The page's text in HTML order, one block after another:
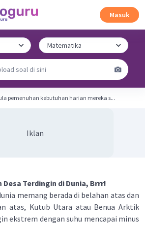
Masuk
pemenuhan kebutuhan harian mereka s...
Iklan
Desa Terdingin di Dunia, Brrr!
memang berada di belahan atas dan
atas, Kutub Utara atau Benua Arktik
ekstrem dengan suhu mencapai minus